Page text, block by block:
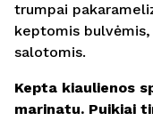
trumpai
keptomis
salotomis.
Kepta kiaulienos
marinatu. Puikiai